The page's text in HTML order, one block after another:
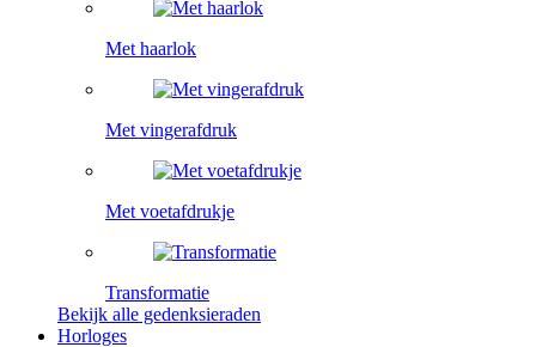
Met haarlok
Met vingerafdruk
Met voetafdrukje
Transformatie
Bekijk alle gedenksieraden
Horloges